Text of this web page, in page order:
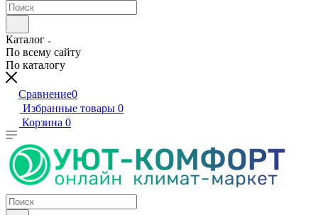
Каталог
По всему сайту
По каталогу
Сравнение0
Избранные товары 0
Корзина 0